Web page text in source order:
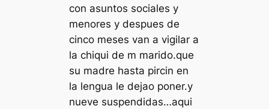
con asuntos sociales y
menores y despues de
cinco meses van a vigilar a
la chiqui de m marido.que
su madre hasta pircin en
la lengua le dejao poner.y
nueve suspendidas…aqui